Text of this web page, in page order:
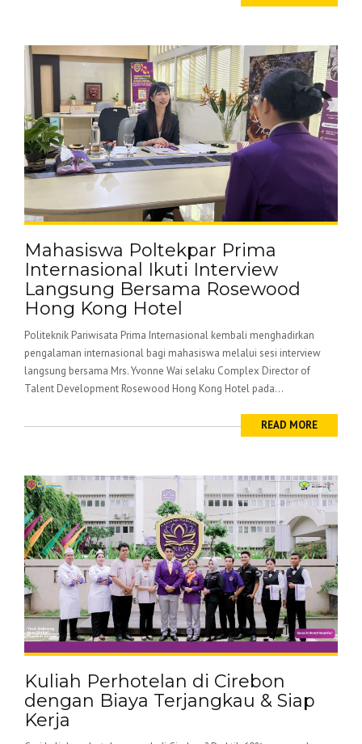
Mahasiswa Poltekpar Prima
Internasional Ikuti Interview
Langsung Bersama Rosewood
Hong Kong Hotel
Politeknik Pariwisata Prima Internasional kembali menghadirkan
pengalaman internasional bagi mahasiswa melalui sesi interview
langsung bersama Mrs. Yvonne Wai selaku Complex Director of
Talent Development Rosewood Hong Kong Hotel pada...
READ MORE
Kuliah Perhotelan di Cirebon
dengan Biaya Terjangkau & Siap
Kerja